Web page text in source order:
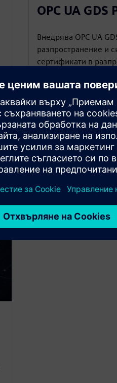
OPC UA GDS
Внедрява OPC UA
разпространение и
сертификати в